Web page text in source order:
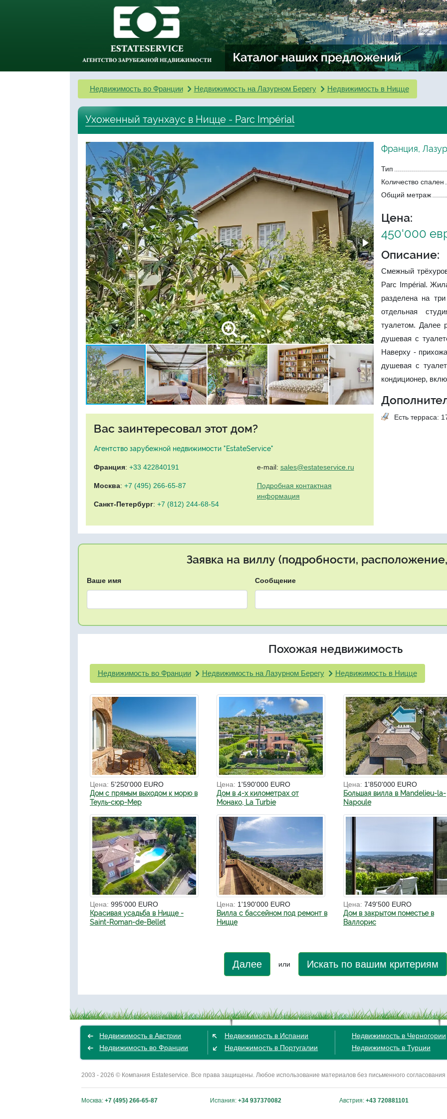
Недвижимость во Франции Недвижимость на Лазурном Берегу Недвижимость в Ницце
Ухоженный таунхаус в Ницце - Parc Impérial
Вас заинтересовал этот дом?
Агентство зарубежной недвижимости "EstateService"
Франция: +33 422840191
Москва: +7 (495) 266-65-87
Санкт-Петербург: +7 (812) 244-68-54
e-mail: sales@estateservice.ru
Подробная контактная
информация
Франция,
Тип
Количество спален
Общий метраж
Цена:
450'000
Описание:
Смежный
Parc Impérial.
разделена на
отдельная
туалетом. Далее
душевая с
Наверху -
душевая с
кондиционер,
Есть терраса:
Заявка на виллу (подробности,
Ваше имя Сообщение
Похожая недвижимость
Недвижимость во Франции Недвижимость на Лазурном Берегу Недвижимость в Ницце
Цена: 5'250'000 EURO
Дом с прямым выходом к морю в
Теуль-сюр-Мер
Цена: 1'590'000 EURO
Дом в 4-х километрах от
Монако, La Turbie
Цена: 1'850'000 EURO
Большая вилла в Mandelieu-la-
Napoule
Цена: 995'000 EURO
Красивая усадьба в Ницце -
Saint-Roman-de-Bellet
Цена: 1'190'000 EURO
Вилла с бассейном под ремонт в
Ницце
Цена: 749'500 EURO
Дом в закрытом поместье в
Валлорис
Далее или Искать по вашим критериям
Недвижимость в Австрии
Недвижимость во Франции
Недвижимость в Испании
Недвижимость в Португалии
Недвижимость в Черногории
Недвижимость в Турции
2003 - 2026 © Компания Estateservice. Все права защищены. Любое использование материалов без письменного
Москва: +7 (495) 266-65-87 Испания: +34 937370082 Австрия: +43 720881101